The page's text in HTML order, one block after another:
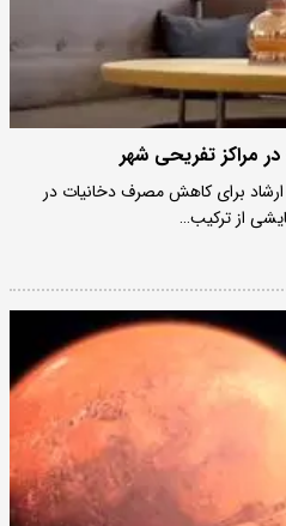
مراکز تفریحی شهر
ارشاد برای کاهش مصرف دخانیات در
از ترکیب…